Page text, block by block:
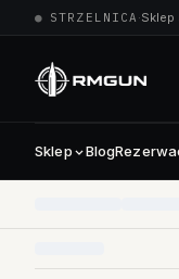
● STRZELNICA ·Sklep
Sklep Blog